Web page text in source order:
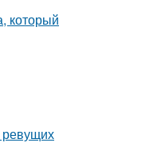
который
ревущих